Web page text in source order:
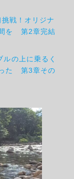
戦！オリジナ
を 第2章完結
ルの上に乗るく
た 第3章その